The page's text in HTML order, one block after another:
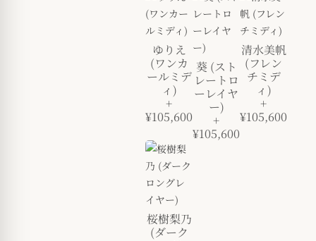
ゆりえ
(ワンカ
ールミデ
ィ)
+
¥105,600
葵 (スト
レートロ
ーレイヤ
ー)
+
¥105,600
清水美帆
(フレン
チミデ
ィ)
+
¥105,600
桜樹梨乃
(ダーク